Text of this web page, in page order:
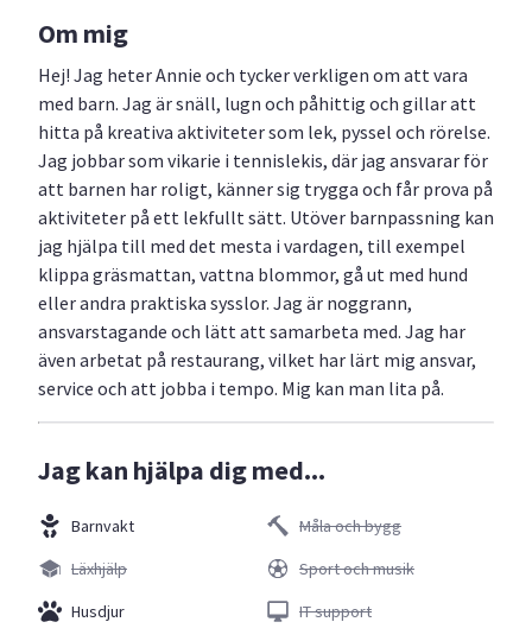
Om mig
Hej! Jag heter Annie och tycker verkligen om att vara
med barn. Jag är snäll, lugn och påhittig och gillar att
hitta på kreativa aktiviteter som lek, pyssel och rörelse.
Jag jobbar som vikarie i tennislekis, där jag ansvarar för
att barnen har roligt, känner sig trygga och får prova på
aktiviteter på ett lekfullt sätt. Utöver barnpassning kan
jag hjälpa till med det mesta i vardagen, till exempel
klippa gräsmattan, vattna blommor, gå ut med hund
eller andra praktiska sysslor. Jag är noggrann,
ansvarstagande och lätt att samarbeta med. Jag har
även arbetat på restaurang, vilket har lärt mig ansvar,
service och att jobba i tempo. Mig kan man lita på.
Jag kan hjälpa dig med...
Barnvakt
Läxhjälp
Husdjur
Måla och bygg
Sport och musik
IT support